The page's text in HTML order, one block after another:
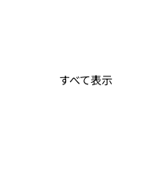
すべて表示